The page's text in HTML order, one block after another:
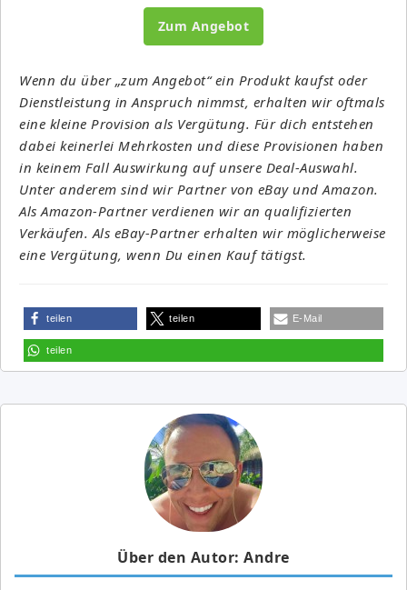
Zum Angebot
Wenn du über „zum Angebot“ ein Produkt kaufst oder
Dienstleistung in Anspruch nimmst, erhalten wir oftmals
eine kleine Provision als Vergütung. Für dich entstehen
dabei keinerlei Mehrkosten und diese Provisionen haben
in keinem Fall Auswirkung auf unsere Deal-Auswahl.
Unter anderem sind wir Partner von eBay und Amazon.
Als Amazon-Partner verdienen wir an qualifizierten
Verkäufen. Als eBay-Partner erhalten wir möglicherweise
eine Vergütung, wenn Du einen Kauf tätigst.
teilen teilen E-Mail
teilen
Über den Autor: Andre